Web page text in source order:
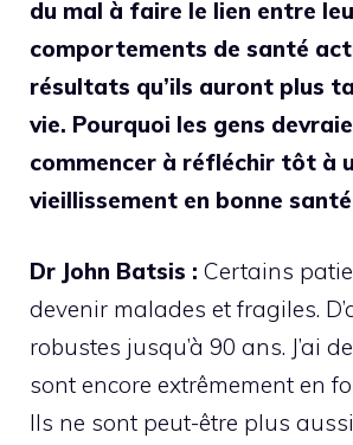
du mal à faire le lien entre
comportements de santé
résultats qu’ils auront plus
vie. Pourquoi les gens
commencer à réfléchir tôt à
vieillissement en bonne
Dr John Batsis : Certains
devenir malades et fragiles.
robustes jusqu’à 90 ans. J’ai
sont encore extrêmement en
Ils ne sont peut-être plus